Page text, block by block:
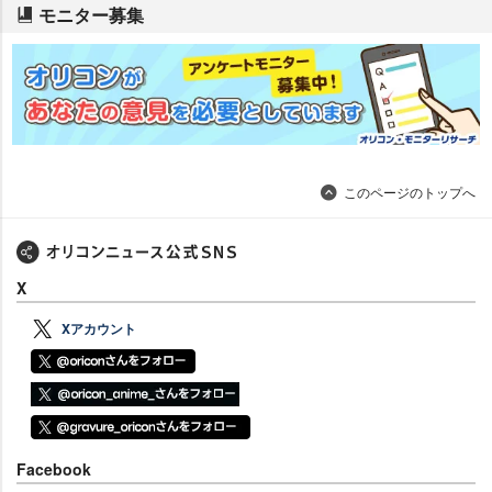
モニター募集
このページのトップへ
X
Xアカウント
Facebook